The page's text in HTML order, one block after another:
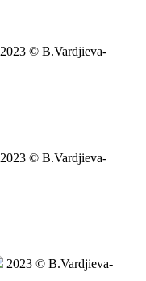
2023 © B.Vardjieva-
2023 © B.Vardjieva-
2023 © B.Vardjieva-